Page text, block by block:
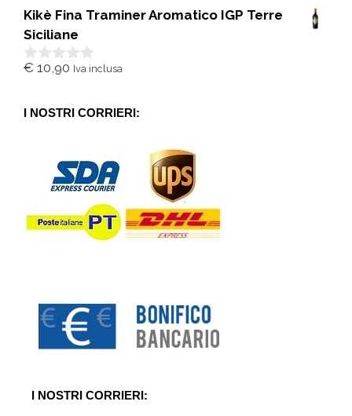
u
5
Kikè Fina Traminer Aromatico IGP Terre
Siciliane
0
5
€ 10,90 Iva inclusa
I NOSTRI CORRIERI:
I NOSTRI CORRIERI: